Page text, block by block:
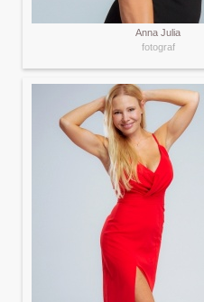
Anna Julia
fotograf